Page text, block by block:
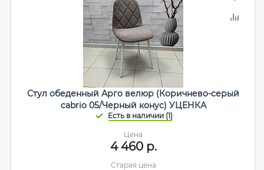
Стул обеденный Арго велюр (Коричнево-серый
cabrio 05/Черный конус) УЦЕНКА
Цена
4 460р.
Старая цена